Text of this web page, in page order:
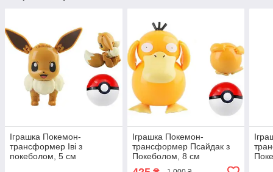
Іграшка Покемон-
трансформер Іві з
покеболом, 5 см
Іграшка Покемон-
трансформер Псайдак з
Покеболом, 8 см